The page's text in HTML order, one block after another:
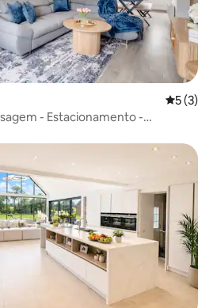
5 de
5 (3)
- Estacionamento -